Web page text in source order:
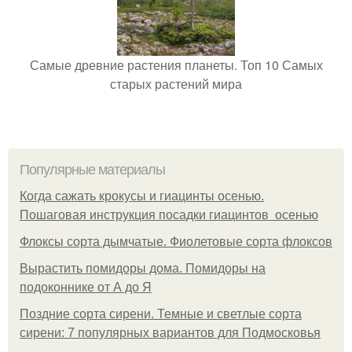
Самые древние растения планеты. Топ 10 Самых
старых растений мира
Популярные материалы
Когда сажать крокусы и гиацинты осенью.
Пошаговая инструкция посадки гиацинтов осенью
Флоксы сорта дымчатые. Фиолетовые сорта флоксов
Вырастить помидоры дома. Помидоры на
подоконнике от А до Я
Поздние сорта сирени. Темные и светлые сорта
сирени: 7 популярных вариантов для Подмосковья